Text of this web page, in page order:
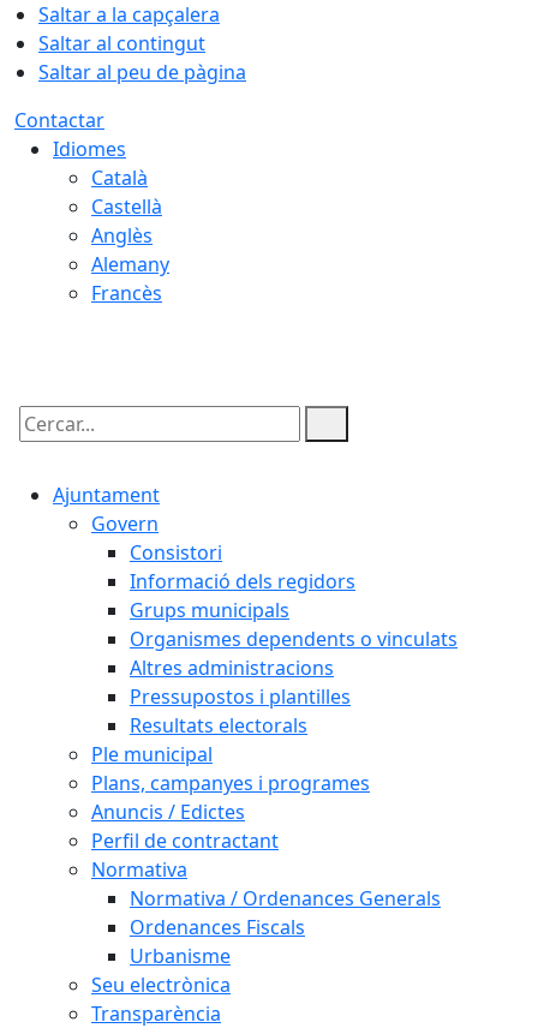
Saltar a la capçalera
Saltar al contingut
Saltar al peu de pàgina
Contactar
Idiomes
Català
Castellà
Anglès
Alemany
Francès
Cercar:
Ajuntament
Govern
Consistori
Informació dels regidors
Grups municipals
Organismes dependents o vinculats
Altres administracions
Pressupostos i plantilles
Resultats electorals
Ple municipal
Plans, campanyes i programes
Anuncis / Edictes
Perfil de contractant
Normativa
Normativa / Ordenances Generals
Ordenances Fiscals
Urbanisme
Seu electrònica
Transparència